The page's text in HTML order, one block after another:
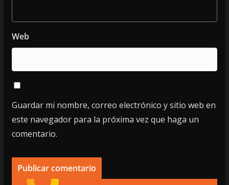
Web
Guardar mi nombre, correo electrónico y sitio web en
este navegador para la próxima vez que haga un
comentario.